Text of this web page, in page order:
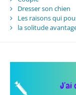
Dresser son chien
Les raisons qui
la solitude